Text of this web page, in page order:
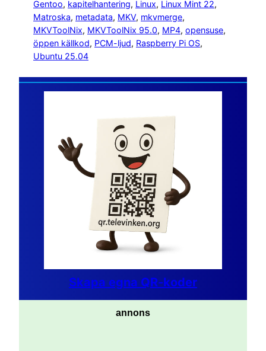
Gentoo, kapitelhantering, Linux, Linux Mint 22
Matroska, metadata, MKV, mkvmerge
MKVToolNix, MKVToolNix 95.0, MP4, opensuse
öppen källkod, PCM-ljud, Raspberry Pi OS
Ubuntu 25.04
Skapa egna QR-koder
annons